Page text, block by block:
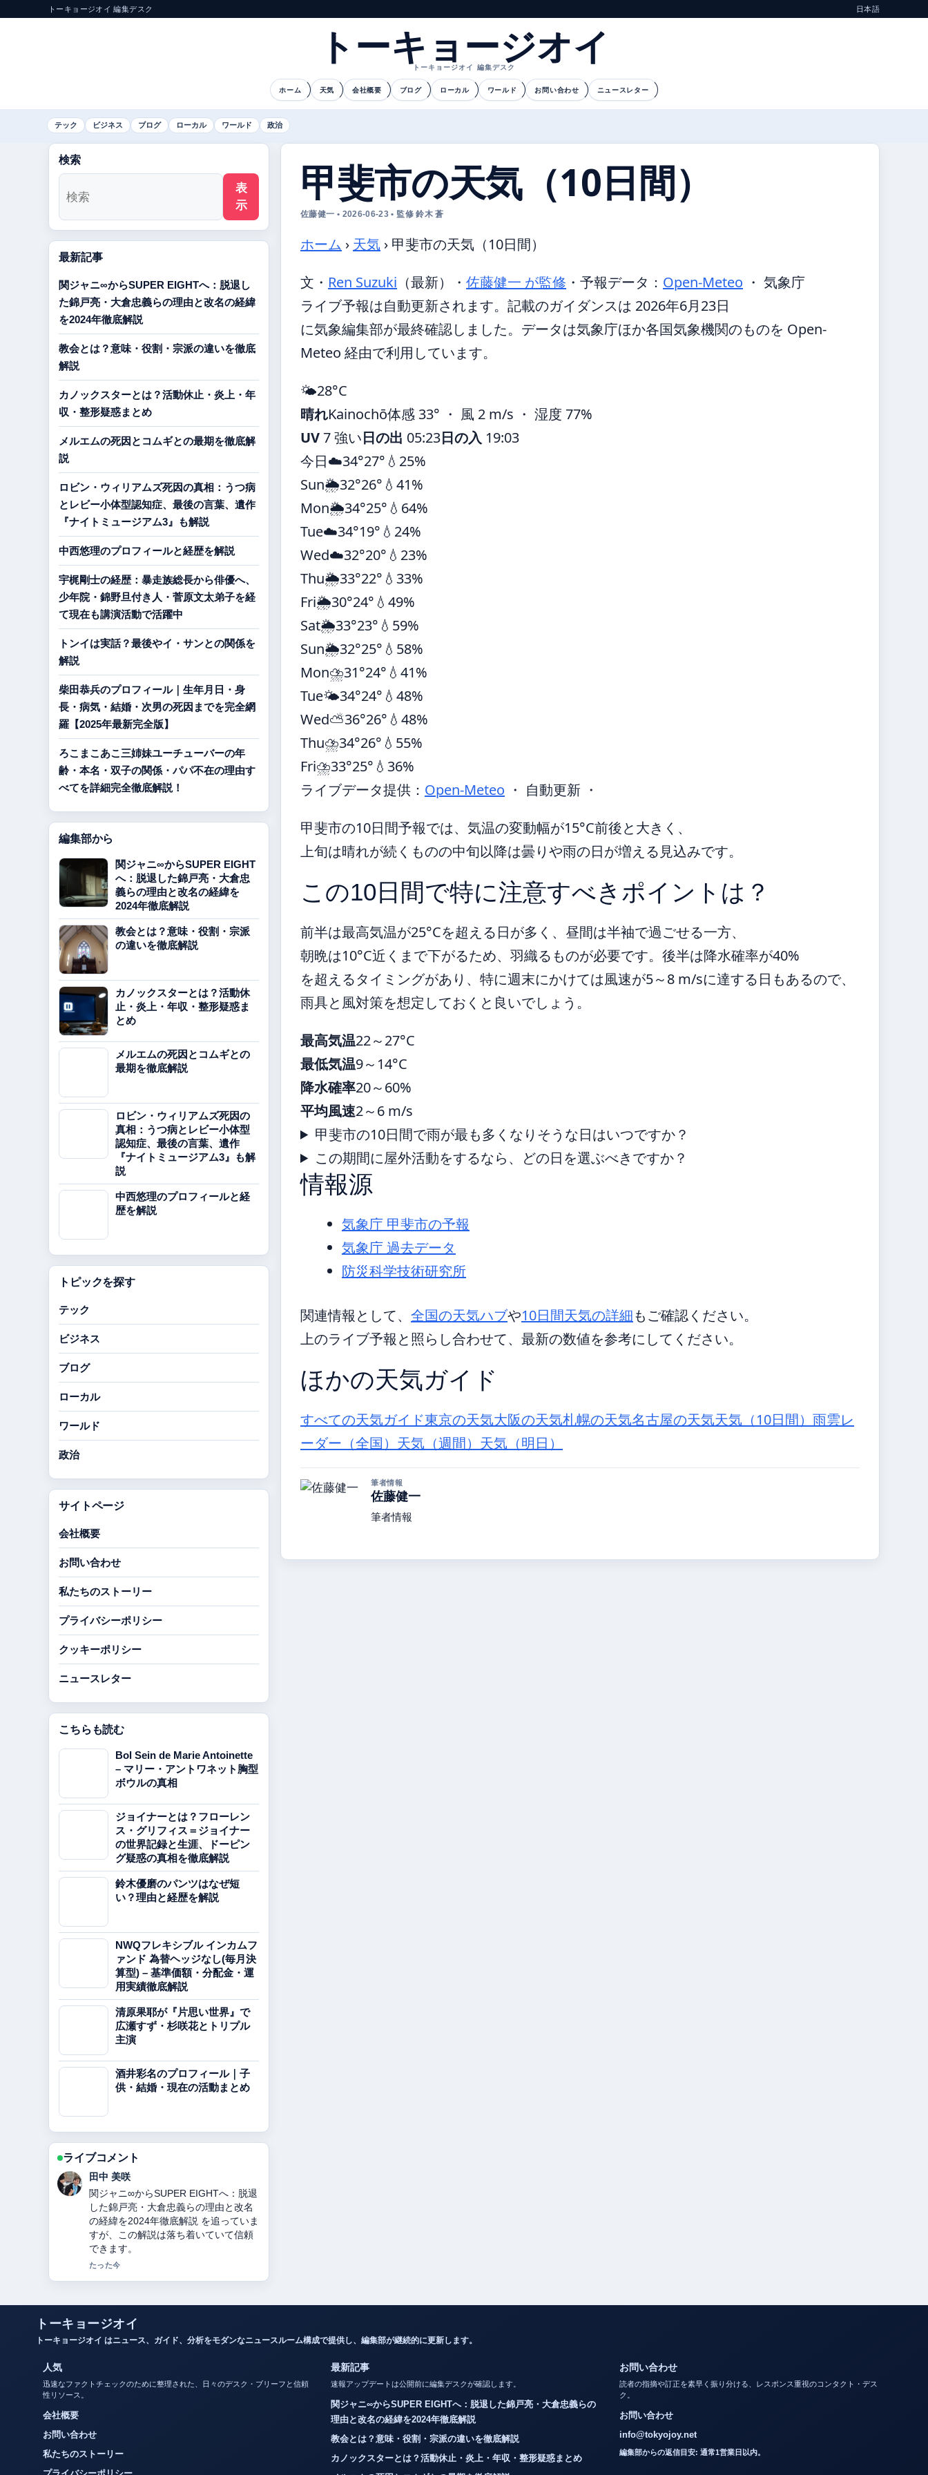
トーキョージオイ 編集デスク 日本語
トーキョージオイ
トーキョージオイ 編集デスク
ホーム 天気 会社概要 ブログ ローカル ワールド お問い合わせ ニュースレター
テック ビジネス ブログ ローカル ワールド 政治
甲斐市の天気（10日間）
佐藤健一 • 2026-06-23 • 監修 鈴木 蒼
ホーム › 天気 › 甲斐市の天気（10日間）
文・ Ren Suzuki （最新） ・ 佐藤健一 が監修 ・ 予報データ： Open-Meteo ・ 気象庁
ライブ予報は自動更新されます。記載のガイダンスは 2026年6月23日
に気象編集部が最終確認しました。データは気象庁ほか各国気象機関のものを Open-
Meteo 経由で利用しています。
🌤️28°C
晴れKainochō体感 33° ・ 風 2 m/s ・ 湿度 77%
UV7 強い日の出 05:23日の入 19:03
今日☁️34°27° 💧25%
Sun🌦️32°26° 💧41%
Mon🌦️34°25° 💧64%
Tue☁️34°19° 💧24%
Wed☁️32°20° 💧23%
Thu🌦️33°22° 💧33%
Fri🌦️30°24° 💧49%
Sat🌦️33°23° 💧59%
Sun🌦️32°25° 💧58%
Mon⛈️31°24° 💧41%
Tue🌤️34°24° 💧48%
Wed⛅36°26° 💧48%
Thu⛈️34°26° 💧55%
Fri⛈️33°25° 💧36%
ライブデータ提供： Open-Meteo ・ 自動更新 ・
甲斐市の10日間予報では、気温の変動幅が15°C前後と大きく、
上旬は晴れが続くものの中旬以降は曇りや雨の日が増える見込みです。
この10日間で特に注意すべきポイントは？
前半は最高気温が25°Cを超える日が多く、昼間は半袖で過ごせる一方、
朝晩は10°C近くまで下がるため、羽織るものが必要です。後半は降水確率が40%
を超えるタイミングがあり、特に週末にかけては風速が5～8 m/sに達する日もあるので、
雨具と風対策を想定しておくと良いでしょう。
最高気温22～27°C
最低気温9～14°C
降水確率20～60%
平均風速2～6 m/s
甲斐市の10日間で雨が最も多くなりそうな日はいつですか？
この期間に屋外活動をするなら、どの日を選ぶべきですか？
情報源
気象庁 甲斐市の予報
気象庁 過去データ
防災科学技術研究所
関連情報として、 全国の天気ハブや10日間天気の詳細もご確認ください。
上のライブ予報と照らし合わせて、最新の数値を参考にしてください。
ほかの天気ガイド
すべての天気ガイド東京の天気大阪の天気札幌の天気名古屋の天気天気（10日間） 雨雲レ
ーダー（全国） 天気（週間） 天気（明日）
筆者情報
佐藤健一
筆者情報
検索
表
示
最新記事
関ジャニ∞からSUPER EIGHTへ：脱退し
た錦戸亮・大倉忠義らの理由と改名の経緯
を2024年徹底解説
教会とは？意味・役割・宗派の違いを徹底
解説
カノックスターとは？活動休止・炎上・年
収・整形疑惑まとめ
メルエムの死因とコムギとの最期を徹底解
説
ロビン・ウィリアムズ死因の真相：うつ病
とレビー小体型認知症、最後の言葉、遺作
『ナイトミュージアム3』も解説
中西悠理のプロフィールと経歴を解説
宇梶剛士の経歴：暴走族総長から俳優へ、
少年院・錦野旦付き人・菅原文太弟子を経
て現在も講演活動で活躍中
トンイは実話？最後やイ・サンとの関係を
解説
柴田恭兵のプロフィール｜生年月日・身
長・病気・結婚・次男の死因までを完全網
羅【2025年最新完全版】
ろこまこあこ三姉妹ユーチューバーの年
齢・本名・双子の関係・パパ不在の理由す
べてを詳細完全徹底解説！
編集部から
関ジャニ∞からSUPER EIGHT
へ：脱退した錦戸亮・大倉忠
義らの理由と改名の経緯を
2024年徹底解説
教会とは？意味・役割・宗派
の違いを徹底解説
カノックスターとは？活動休
止・炎上・年収・整形疑惑ま
とめ
メルエムの死因とコムギとの
最期を徹底解説
ロビン・ウィリアムズ死因の
真相：うつ病とレビー小体型
認知症、最後の言葉、遺作
『ナイトミュージアム3』も解
説
中西悠理のプロフィールと経
歴を解説
トピックを探す
テック
ビジネス
ブログ
ローカル
ワールド
政治
サイトページ
会社概要
お問い合わせ
私たちのストーリー
プライバシーポリシー
クッキーポリシー
ニュースレター
こちらも読む
Bol Sein de Marie Antoinette
– マリー・アントワネット胸型
ボウルの真相
ジョイナーとは？フローレン
ス・グリフィス＝ジョイナー
の世界記録と生涯、ドーピン
グ疑惑の真相を徹底解説
鈴木優磨のパンツはなぜ短
い？理由と経歴を解説
NWQフレキシブル インカムフ
ァンド 為替ヘッジなし(毎月決
算型) – 基準価額・分配金・運
用実績徹底解説
清原果耶が『片思い世界』で
広瀬すず・杉咲花とトリプル
主演
酒井彩名のプロフィール｜子
供・結婚・現在の活動まとめ
ライブコメント
中村 悠斗
教会とは？意味・役割・宗派の違いを
徹底解説 の背景説明が助かります。ラ
イブ更新を続けてください。
3 分前
トーキョージオイ はニュース、ガイド、分析をモダンなニュースルーム構成で提供し、編集部が継続的に更新します。
人気
迅速なファクトチェックのために整理された、日々のデスク・ブリーフと信頼
性リソース。
会社概要
お問い合わせ
私たちのストーリー
プライバシーポリシー
クッキーポリシー
最新記事
速報アップデートは公開前に編集デスクが確認します。
関ジャニ∞からSUPER EIGHTへ：脱退した錦戸亮・大倉忠義らの
教会とは？意味・役割・宗派の違いを徹底解説
カノックスターとは？活動休止・炎上・年収・整形疑惑まとめ
メルエムの死因とコムギとの最期を徹底解説
読者の指摘や訂正を素早く振り分ける、レスポンス重視のコンタクト・デス
ク。
お問い合わせ
info@tokyojoy.net
編集部からの返信目安: 通常1営業日以内。